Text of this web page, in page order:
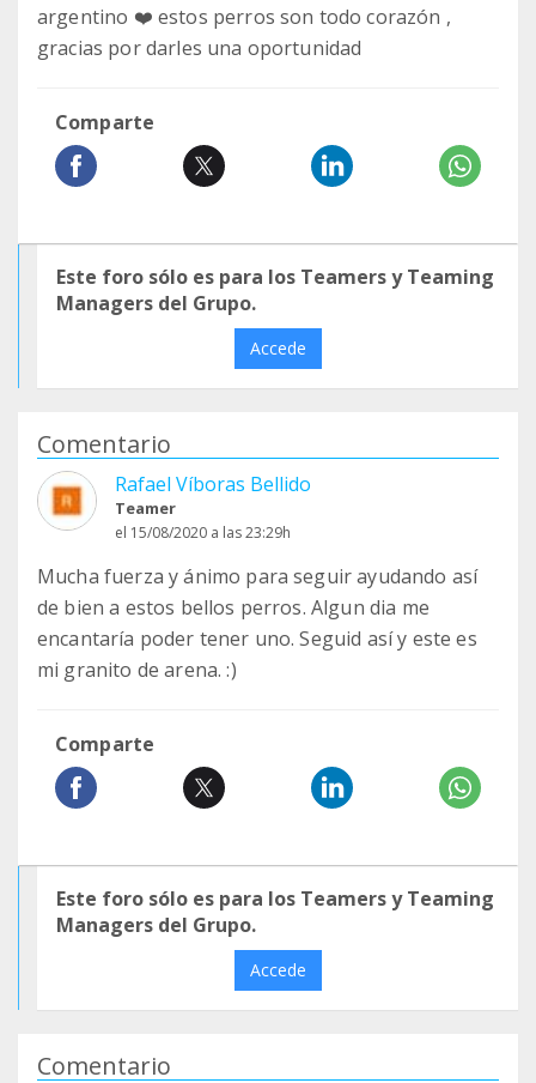
argentino ❤️ estos perros son todo corazón ,
gracias por darles una oportunidad
Comparte
Este foro sólo es para los Teamers y Teaming
Managers del Grupo.
Accede
Comentario
Rafael Víboras Bellido
Teamer
el 15/08/2020 a las 23:29h
Mucha fuerza y ánimo para seguir ayudando así
de bien a estos bellos perros. Algun dia me
encantaría poder tener uno. Seguid así y este es
mi granito de arena. :)
Comparte
Este foro sólo es para los Teamers y Teaming
Managers del Grupo.
Accede
Comentario